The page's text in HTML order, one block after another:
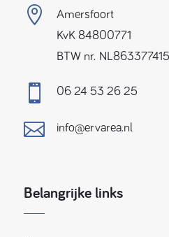

Amersfoort
KvK 84800771
BTW nr.
 06 24 53 26 25
 info@ervarea.nl
Belangrijke links